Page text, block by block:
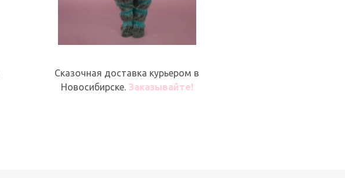
Сказочная доставка курьером в
Новосибирске. Заказывайте!